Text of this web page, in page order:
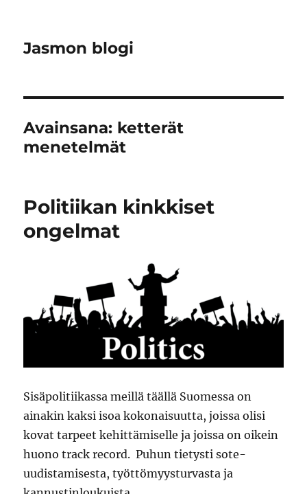
Jasmon blogi
Avainsana: ketterät
menetelmät
Politiikan kinkkiset
ongelmat
Sisäpolitiikassa meillä täällä Suomessa on
ainakin kaksi isoa kokonaisuutta, joissa olisi
kovat tarpeet kehittämiselle ja joissa on oikein
huono track record. Puhun tietysti sote-
uudistamisesta, työttömyysturvasta ja